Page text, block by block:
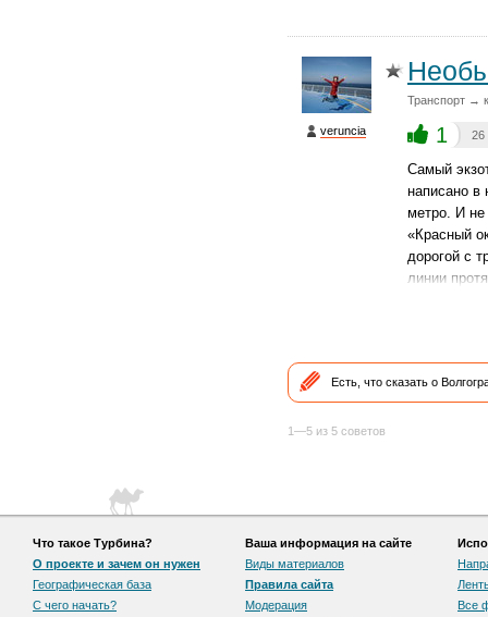
veruncia
Транспорт →
1 26
Самый
написано в
метро. И не
«Красный
дорогой с
линии
Есть, что сказать о
1—5 из 5 советов
Что такое Турбина?
О проекте и зачем он нужен
Географическая база
С чего начать?
Ваша информация на сайте
Виды материалов
Правила сайта
Модерация
Все